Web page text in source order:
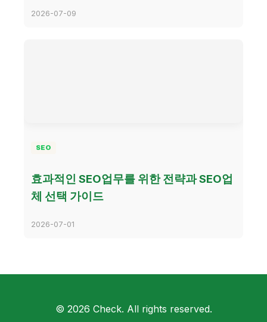
2026-07-09
SEO
효과적인 SEO업무를 위한 전략과 SEO업
체 선택 가이드
2026-07-01
© 2026 Check. All rights reserved.